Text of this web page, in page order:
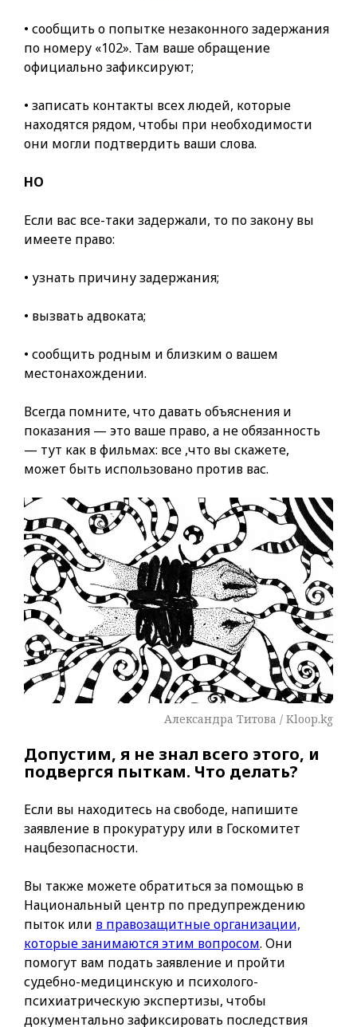
• сообщить о попытке незаконного задержания
по номеру «102». Там ваше обращение
официально зафиксируют;
• записать контакты всех людей, которые
находятся рядом, чтобы при необходимости
они могли подтвердить ваши слова.
НО
Если вас все-таки задержали, то по закону вы
имеете право:
• узнать причину задержания;
• вызвать адвоката;
• сообщить родным и близким о вашем
местонахождении.
Всегда помните, что давать объяснения и
показания — это ваше право, а не обязанность
— тут как в фильмах: все ,что вы скажете,
может быть использовано против вас.
Александра Титова / Kloop.kg
Допустим, я не знал всего этого, и
подвергся пыткам. Что делать?
Если вы находитесь на свободе, напишите
заявление в прокуратуру или в Госкомитет
нацбезопасности.
Вы также можете обратиться за помощью в
Национальный центр по предупреждению
пыток или в правозащитные организации,
которые занимаются этим вопросом. Они
помогут вам подать заявление и пройти
судебно-медицинскую и психолого-
психиатрическую экспертизы, чтобы
документально зафиксировать последствия